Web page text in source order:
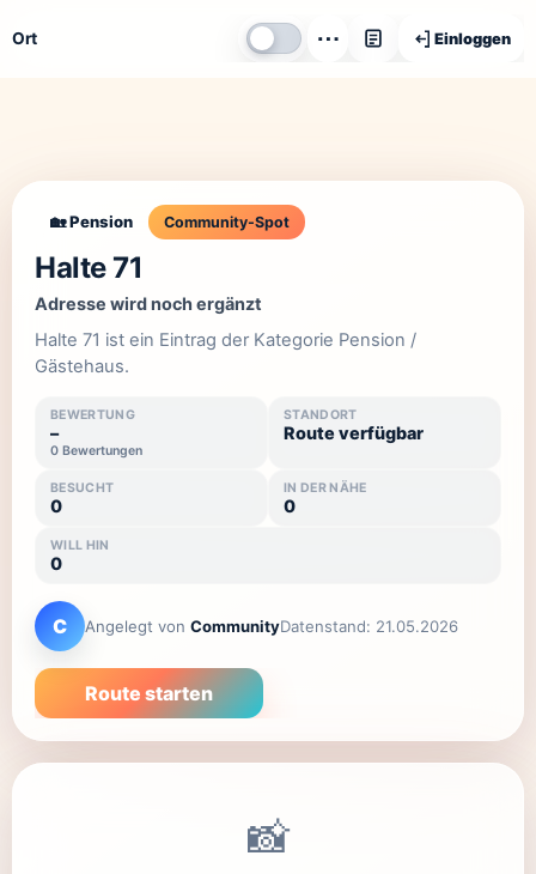
Ort ⋯ Einloggen
🏡 Pension Community-Spot
Halte 71
Adresse wird noch ergänzt
Halte 71 ist ein Eintrag der Kategorie Pension /
Gästehaus.
BEWERTUNG
–
0 Bewertungen
STANDORT
Route verfügbar
BESUCHT
0
IN DER NÄHE
0
WILL HIN
0
C Angelegt von CommunityDatenstand: 21.05.2026
Route starten
📸